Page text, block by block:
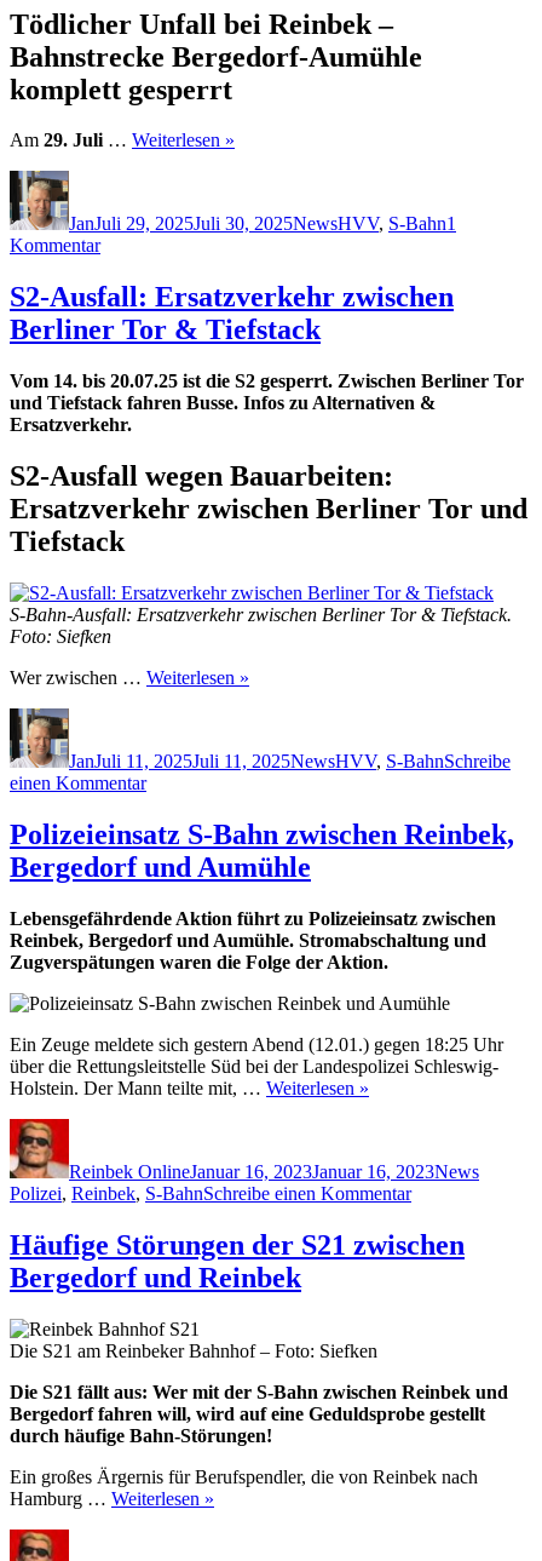
Tödlicher Unfall bei Reinbek –
Bahnstrecke Bergedorf-Aumühle
komplett gesperrt
Am 29. Juli … Weiterlesen »
Autor
JanJuli 29, 2025Juli 30, 2025NewsHVV, S-Bahn1
Kommentarzu
bei
Reinbek:
Bahnstrecke
S2-Ausfall: Ersatzverkehr zwischen
Berliner Tor & Tiefstack
Vom 14. bis 20.07.25 ist die S2 gesperrt. Zwischen Berliner Tor
und Tiefstack fahren Busse. Infos zu Alternativen &
Ersatzverkehr.
S2-Ausfall wegen Bauarbeiten:
Ersatzverkehr zwischen Berliner Tor und
Tiefstack
S-Bahn-Ausfall: Ersatzverkehr zwischen Berliner Tor & Tiefstack.
Foto: Siefken
Wer zwischen … Weiterlesen »
Autor
JanJuli 11, 2025Juli 11, 2025NewsHVV, S-BahnSchreibe
einen Kommentarzu
Ausfall:
Ersatzverkehr
zwischen
Tor
&
Tiefstack
Polizeieinsatz S-Bahn zwischen Reinbek,
Bergedorf und Aumühle
Lebensgefährdende Aktion führt zu Polizeieinsatz zwischen
Reinbek, Bergedorf und Aumühle. Stromabschaltung und
Zugverspätungen waren die Folge der Aktion.
Ein Zeuge meldete sich gestern Abend (12.01.) gegen 18:25 Uhr
über die Rettungsleitstelle Süd bei der Landespolizei Schleswig-
Holstein. Der Mann teilte mit, … Weiterlesen »
Reinbek OnlineJanuar 16, 2023Januar 16, 2023News
Polizei, Reinbek, S-BahnSchreibe einen Kommentarzu
S-
Bahn
Häufige Störungen der S21 zwischen
Bergedorf und Reinbek
Die S21 am Reinbeker Bahnhof – Foto: Siefken
Die S21 fällt aus: Wer mit der S-Bahn zwischen Reinbek und
Bergedorf fahren will, wird auf eine Geduldsprobe gestellt
durch häufige Bahn-Störungen!
Ein großes Ärgernis für Berufspendler, die von Reinbek nach
Hamburg … Weiterlesen »